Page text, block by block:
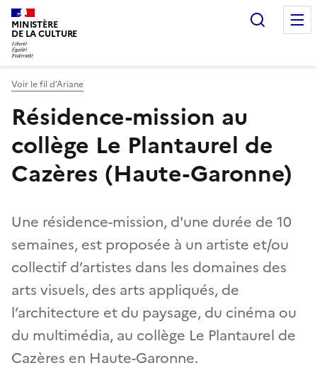
MINISTÈRE
DE LA CULTURE
Voir le fil d’Ariane
Résidence-mission au
collège Le Plantaurel de
Cazères (Haute-Garonne)
Une résidence-mission, d'une durée de 10
semaines, est proposée à un artiste et/ou
collectif d’artistes dans les domaines des
arts visuels, des arts appliqués, de
l’architecture et du paysage, du cinéma ou
du multimédia, au collège Le Plantaurel de
Cazères en Haute-Garonne.